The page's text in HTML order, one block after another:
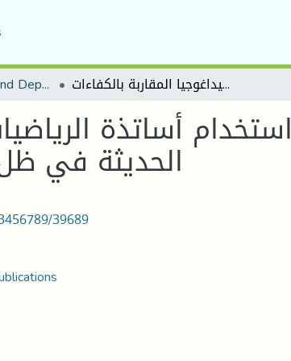
Scholarly Articles and Department Publications استخدام أساتذة الرياضيات في المرحلة الثانوية لاستراتيجيات التقويم الحديثة في ظل التدريس وفق بيداغوجيا المقاربة بالكفاءات
استخدام أساتذة
الحديثة في ظل
39689